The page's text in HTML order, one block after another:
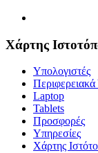
Χάρτης
Υπολογιστές
Laptop
Tablets
Προσφορές
Υπηρεσίες
Χάρτης